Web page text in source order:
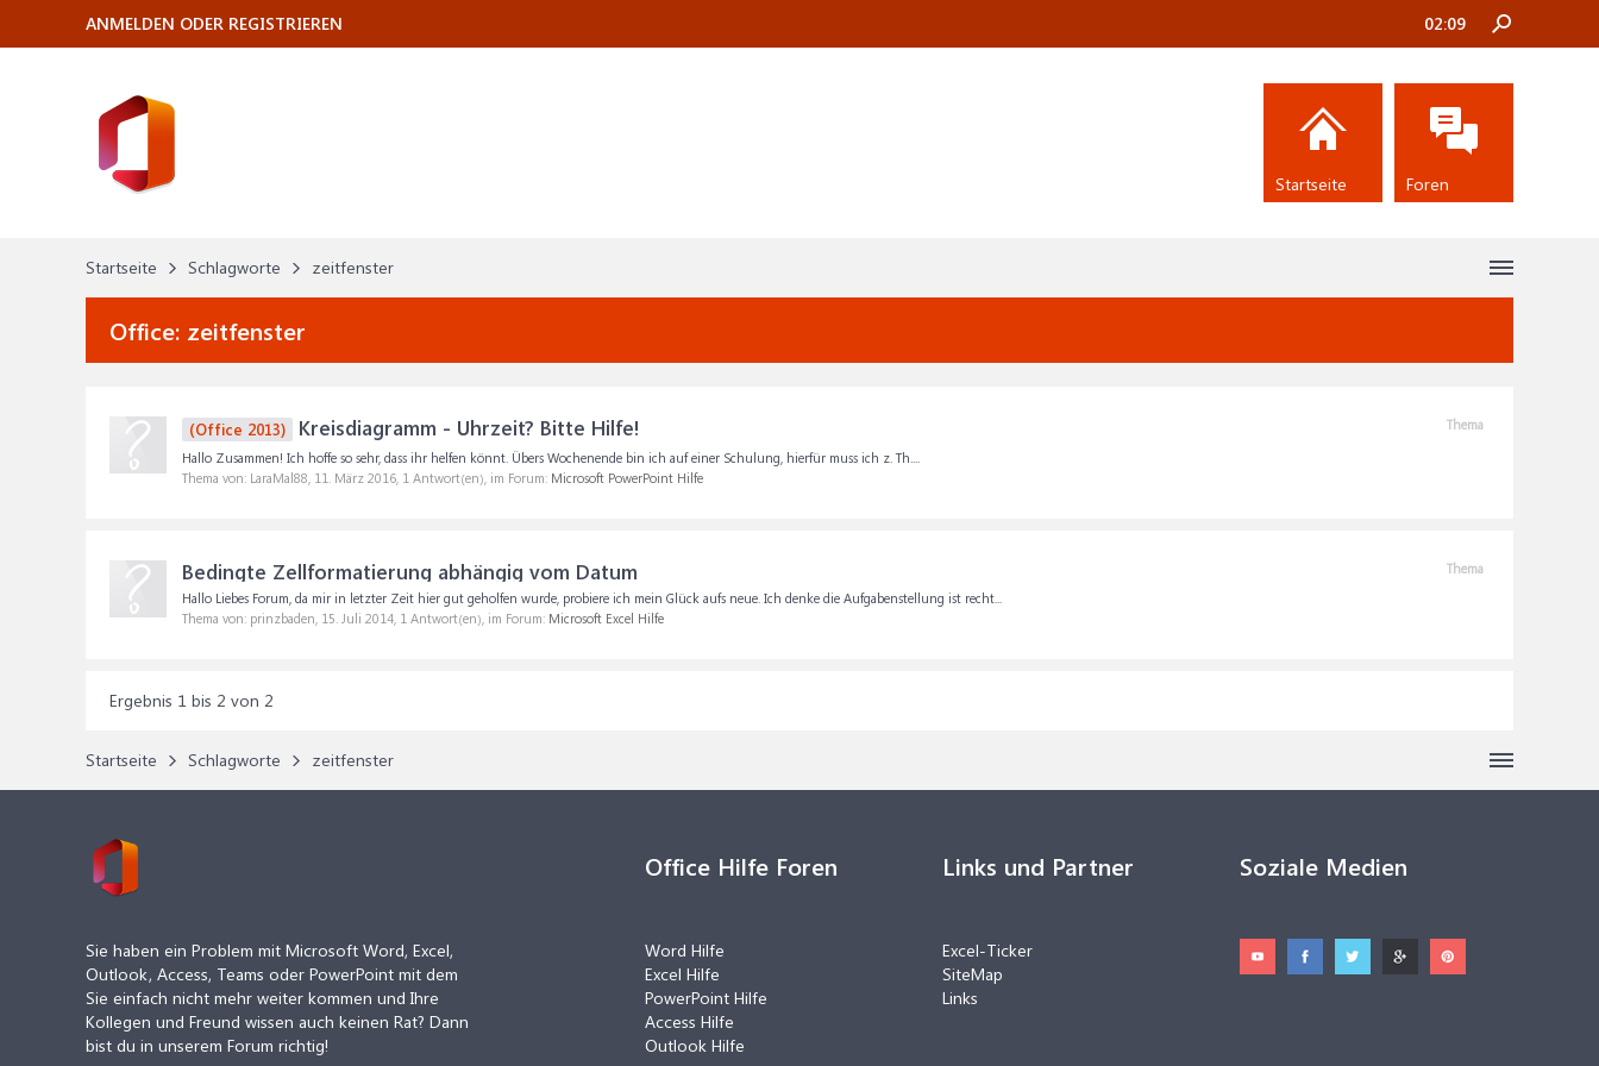
Startseite Schlagworte zeitfenster
Office: zeitfenster
Thema
(Office 2013) Kreisdiagramm - Uhrzeit? Bitte Hilfe!
Hallo Zusammen! Ich hoffe so sehr, dass ihr helfen könnt. Übers Wochenende bin ich auf einer Schulung, hierfür muss ich z. Th....
Thema von: LaraMal88, 11. März 2016, 1 Antwort(en), im Forum: Microsoft PowerPoint Hilfe
Thema
Bedingte Zellformatierung abhängig vom Datum
Hallo Liebes Forum, da mir in letzter Zeit hier gut geholfen wurde, probiere ich mein Glück aufs neue. Ich denke die Aufgabenstellung ist recht...
Thema von: prinzbaden, 15. Juli 2014, 1 Antwort(en), im Forum: Microsoft Excel Hilfe
Ergebnis 1 bis 2 von 2
Startseite Schlagworte zeitfenster
ANMELDEN ODER REGISTRIEREN 02:09
Startseite Foren
Sie haben ein Problem mit Microsoft Word, Excel,
Outlook, Access, Teams oder PowerPoint mit dem
Sie einfach nicht mehr weiter kommen und Ihre
Kollegen und Freund wissen auch keinen Rat? Dann
bist du in unserem Forum richtig!
Office Hilfe Foren
Word Hilfe
Excel Hilfe
PowerPoint Hilfe
Access Hilfe
Outlook Hilfe
Links und Partner
Excel-Ticker
SiteMap
Links
Soziale Medien